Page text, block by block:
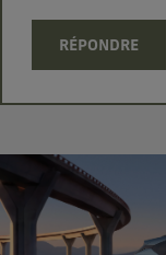
RÉPONDRE
Vous pouvez à
« gérer